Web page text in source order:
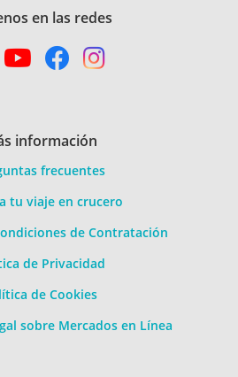
en las redes
información
frecuentes
tu viaje en crucero
de Contratación
de Privacidad
de Cookies
sobre Mercados en Línea